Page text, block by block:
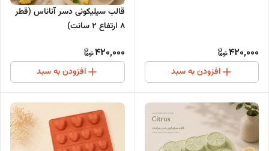
420,000
افزودن به سبد
قالب سیلیکونی دسر آناناس (قطر
۸ ارتفاع ۲ سانت)
420,000
افزودن به سبد